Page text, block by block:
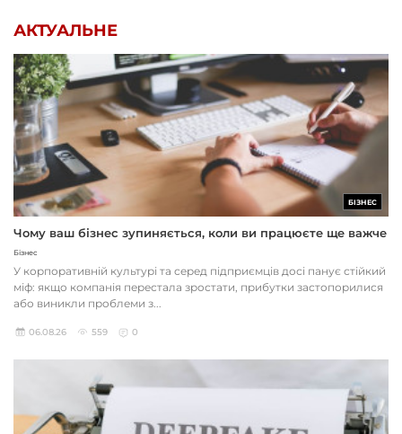
АКТУАЛЬНЕ
БІЗНЕС
Чому ваш бізнес зупиняється, коли ви працюєте ще важче
Бізнес
У корпоративній культурі та серед підприємців досі панує стійкий
міф: якщо компанія перестала зростати, прибутки застопорилися
або виникли проблеми з...
06.08.26 559 0